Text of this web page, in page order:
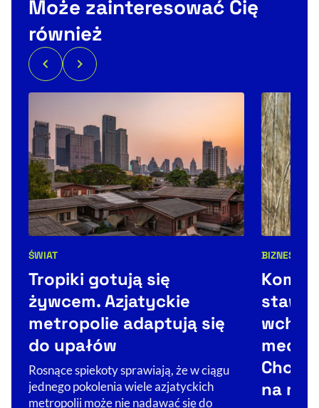
Może zainteresować Cię
również
Kategorie artykułu:
ŚWIAT
Tropiki gotują się
żywcem. Azjatyckie
metropolie adaptują się
do upałów
Rosnące spiekoty sprawiają, że w ciągu
jednego pokolenia wiele azjatyckich
metropolii może nie nadawać się do
Kategorie
BIZNES
Chce
na